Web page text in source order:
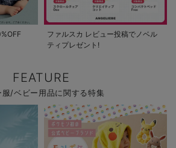
ファルスカ レビュー投稿でノベル
ティプレゼント!
FEATURE
服/ベビー用品に関する特集